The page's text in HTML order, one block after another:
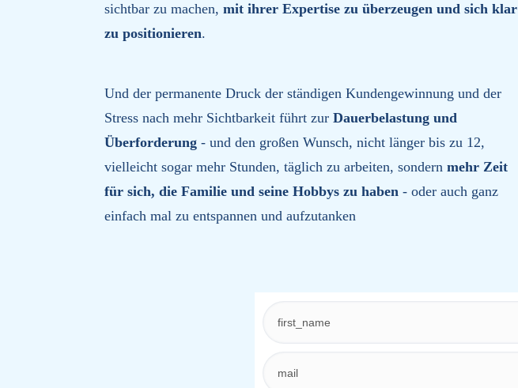
sichtbar zu machen, mit ihrer Expertise zu überzeugen und sich klar
zu positionieren.
Und der permanente Druck der ständigen Kundengewinnung und der
Stress nach mehr Sichtbarkeit führt zur Dauerbelastung und
Überforderung - und den großen Wunsch, nicht länger bis zu 12,
vielleicht sogar mehr Stunden, täglich zu arbeiten, sondern mehr Zeit
für sich, die Familie und seine Hobbys zu haben - oder auch ganz
einfach mal zu entspannen und aufzutanken